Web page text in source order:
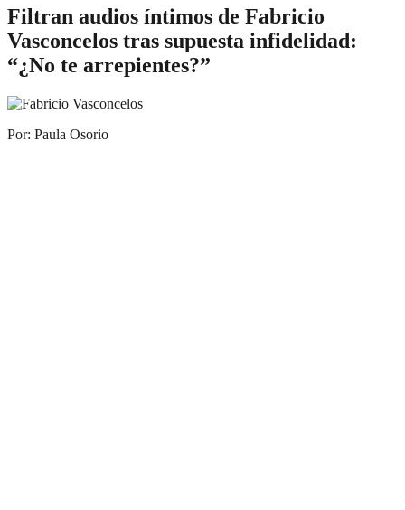
Filtran audios íntimos de Fabricio
Vasconcelos tras supuesta infidelidad:
“¿No te arrepientes?”
Por: Paula Osorio